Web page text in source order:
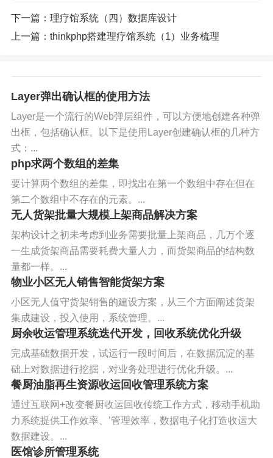
下一篇： 理疗馆系统（四）数据库设计
上一篇： thinkphp搭建理疗馆系统（1）业务梳理
Layer弹出确认框的使用方法
Layer是一个流行的Web弹层组件，可以方便地创建各种弹
出框，包括确认框。以下是使用Layer创建确认框的几种方
式：...
php求两个数组的差集
要计算两个数组的差集，即找出在第一个数组中存在但在
第二个数组中不存在的元素。...
无人货架批量大规模上架商品解决方案
架构设计之初未考虑到业务需要批量上架商品，几万个逐
一生成货架商品需要耗费大量人力，而货架商品的结构数
量都一样。...
物业小区无人销售智能货架方案
小区无人值守货架销售的建设方案，从三个方面阐述货架
集成建设，投入使用，系统管理。...
厨余收运管理系统迭代开发，回收系统优化升级
完成基础数据开发，试运行一段时间后，在数据沉淀的基
础上对数据进行挖掘，对业务处理进行优化升级。...
餐厨油脂再生资源收运回收管理系统方案
通过互联网+改变餐厨收运回收传统工作方式，移动手机助
力系统提供工作效率、’管理效率，数据电子化打造收运大
数据建设。...
医馆诊所管理系统